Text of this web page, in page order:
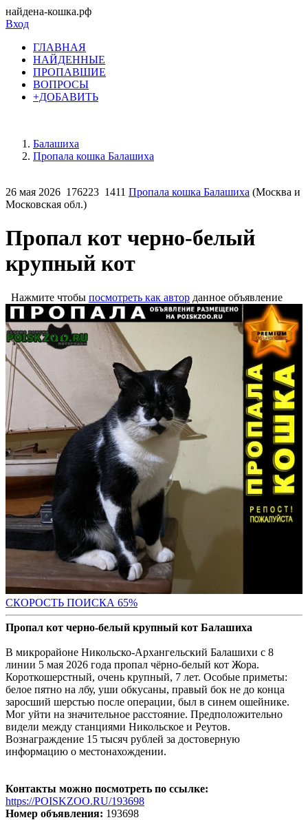
найдена-кошка.рф
Вход
ГЛАВНАЯ
НАЙДЕННЫЕ
ПРОПАВШИЕ
ВОПРОСЫ
+ДОБАВИТЬ
Балашиха
Пропала кошка Балашиха
26 мая 2026 176223 1411 Пропала кошка Балашиха (Москва и
Московская обл.)
Пропал кот черно-белый
крупный кот
Нажмите чтобы посмотреть как автор данное объявление
СКОРОСТЬ ПОИСКА 65%
Пропал кот черно-белый крупный кот Балашиха
В микрорайоне Никольско-Архангельский Балашихи с 8
линии 5 мая 2026 года пропал чёрно-белый кот Жора.
Короткошерстный, очень крупный, 7 лет. Особые приметы:
белое пятно на лбу, уши обкусаны, правый бок не до конца
заросший шерстью после операции, был в синем ошейнике.
Мог уйти на значительное расстояние. Предположительно
видели между станциями Никольское и Реутов.
Вознаграждение 15 тысяч рублей за достоверную
информацию о местонахождении.
Контакты можно посмотреть по ссылке:
https://POISKZOO.RU/193698
Номер объявления: 193698